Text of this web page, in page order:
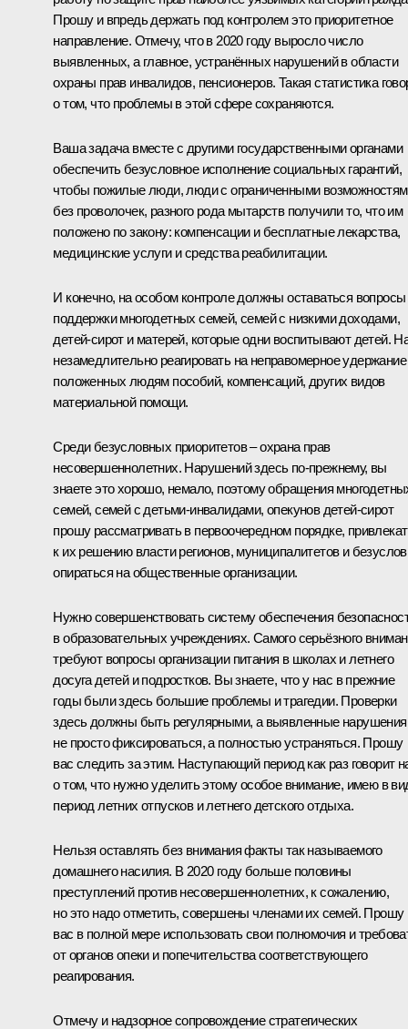
Прошу и впредь держать под контролем это приоритетное
направление. Отмечу, что в 2020 году выросло число
выявленных, а главное, устранённых нарушений в области
охраны прав инвалидов, пенсионеров. Такая статистика
о том, что проблемы в этой сфере сохраняются.
Ваша задача вместе с другими государственными органами
обеспечить безусловное исполнение социальных гарантий,
чтобы пожилые люди, люди с ограниченными
без проволочек, разного рода мытарств получили то, что им
положено по закону: компенсации и бесплатные лекарства,
медицинские услуги и средства реабилитации.
И конечно, на особом контроле должны оставаться вопросы
поддержки многодетных семей, семей с низкими доходами,
детей-сирот и матерей, которые одни воспитывают детей.
незамедлительно реагировать на неправомерное удержание
положенных людям пособий, компенсаций, других видов
материальной помощи.
Среди безусловных приоритетов – охрана прав
несовершеннолетних. Нарушений здесь по-прежнему, вы
знаете это хорошо, немало, поэтому обращения
семей, семей с детьми-инвалидами, опекунов детей-сирот
прошу рассматривать в первоочередном порядке,
к их решению власти регионов, муниципалитетов и
опираться на общественные организации.
Нужно совершенствовать систему обеспечения
в образовательных учреждениях. Самого серьёзного
требуют вопросы организации питания в школах и летнего
досуга детей и подростков. Вы знаете, что у нас в прежние
годы были здесь большие проблемы и трагедии. Проверки
здесь должны быть регулярными, а выявленные нарушения
не просто фиксироваться, а полностью устраняться. Прошу
вас следить за этим. Наступающий период как раз говорит
о том, что нужно уделить этому особое внимание, имею в
период летних отпусков и летнего детского отдыха.
Нельзя оставлять без внимания факты так называемого
домашнего насилия. В 2020 году больше половины
преступлений против несовершеннолетних, к сожалению,
но это надо отметить, совершены членами их семей. Прошу
вас в полной мере использовать свои полномочия и
от органов опеки и попечительства соответствующего
реагирования.
Отмечу и надзорное сопровождение стратегических